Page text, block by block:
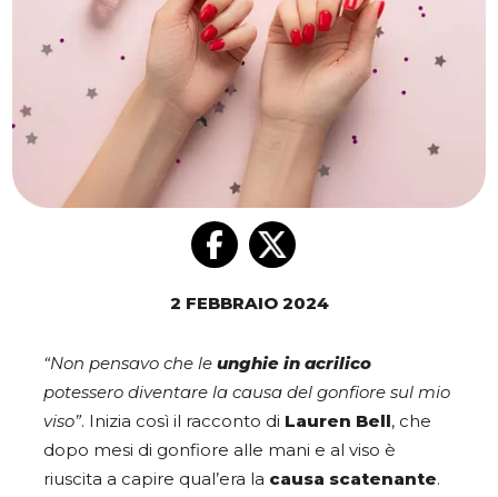
2 FEBBRAIO 2024
“Non pensavo che le unghie in acrilico
potessero diventare la causa del gonfiore sul mio
viso”. Inizia così il racconto di Lauren Bell , che
dopo mesi di gonfiore alle mani e al viso è
riuscita a capire qual’era la causa scatenante.